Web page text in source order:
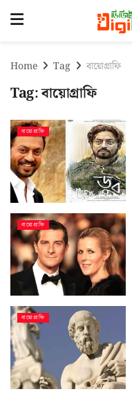
Home Tag বায়োগ্রাফি
Tag:বায়োগ্রাফি
বায়োগ্রাফি
বায়োগ্রাফি
বায়োগ্রাফি